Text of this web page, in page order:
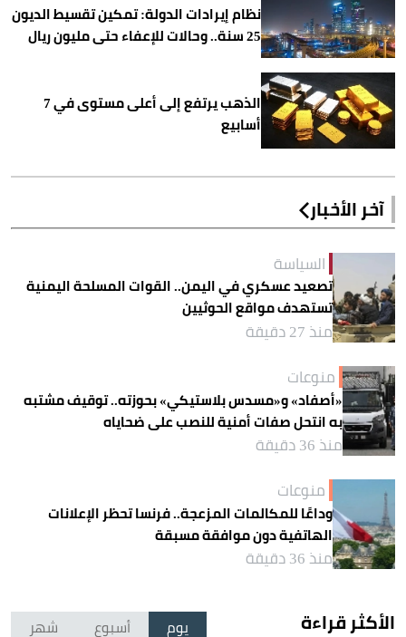
نظام إيرادات الدولة: تمكين تقسيط الديون
25 سنة.. وحالات للإعفاء حتى مليون ريال
الذهب يرتفع إلى أعلى مستوى في 7
أسابيع
آخر الأخبار
السياسة
تصعيد عسكري في اليمن.. القوات المسلحة اليمنية
تستهدف مواقع الحوثيين
منذ 27 دقيقة
منوعات
«أصفاد» و«مسدس بلاستيكي» بحوزته.. توقيف مشتبه
به انتحل صفات أمنية للنصب على ضحاياه
منذ 36 دقيقة
منوعات
وداعًا للمكالمات المزعجة.. فرنسا تحظر الإعلانات
الهاتفية دون موافقة مسبقة
منذ 36 دقيقة
الأكثر قراءة يوم أسبوع شهر